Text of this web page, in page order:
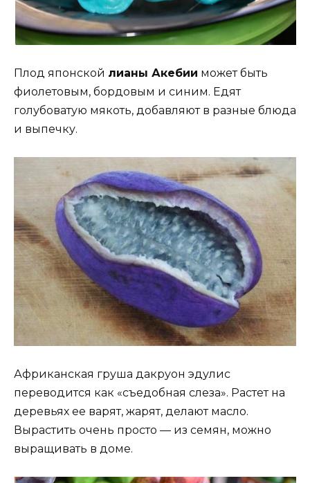
Плод японской лианы Акебии может быть
фиолетовым, бордовым и синим. Едят
голубоватую мякоть, добавляют в разные блюда
и выпечку.
Африканская груша дакруон эдулис
переводится как «съедобная слеза». Растет на
деревьях ее варят, жарят, делают масло.
Вырастить очень просто — из семян, можно
выращивать в доме.